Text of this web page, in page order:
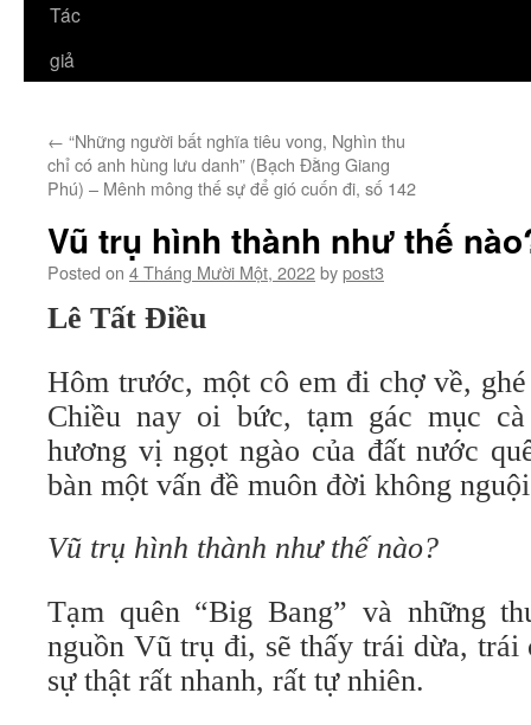
Tác
giả
← “Những người bất nghĩa tiêu vong, Nghìn thu
chỉ có anh hùng lưu danh” (Bạch Đằng Giang
Phú) – Mênh mông thế sự để gió cuốn đi, số 142
Vũ trụ hình thành như thế
Posted on 4 Tháng Mười Một, 2022bypost3
Lê Tất Điều
Hôm trước, một cô em đi chợ về,
Chiều nay oi bức, tạm gác mục
hương vị ngọt ngào của đất nước
bàn một vấn đề muôn đời không
Vũ trụ hình thành như thế nào?
Tạm quên “Big Bang” và những
nguồn Vũ trụ đi, sẽ thấy trái dừa,
sự thật rất nhanh, rất tự nhiên.